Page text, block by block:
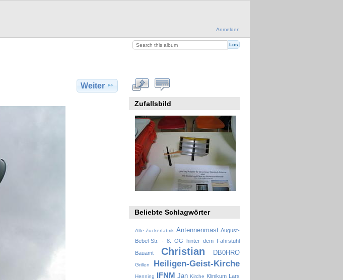
Anmelden
Weiter
Zufallsbild
Beliebte Schlagwörter
Alte Zuckerfabrik Antennenmast August-
Bebel-Str. - 8. OG hinter dem Fahrstuhl
Bauamt
Christian DB0HRO
Grillen Heiligen-Geist-Kirche
Henning IFNM Jan Kirche Klinikum Lars